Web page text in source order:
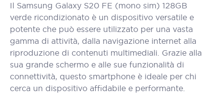
Il Samsung Galaxy S20 FE (mono sim) 128GB
verde ricondizionato è un dispositivo versatile e
potente che può essere utilizzato per una vasta
gamma di attività, dalla navigazione internet alla
riproduzione di contenuti multimediali. Grazie alla
sua grande schermo e alle sue funzionalità di
connettività, questo smartphone è ideale per chi
cerca un dispositivo affidabile e performante.